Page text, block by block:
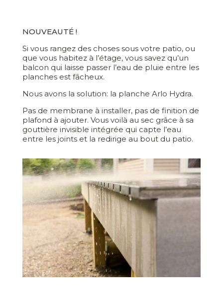
NOUVEAUTÉ !
Si vous rangez des choses sous votre patio, ou
que vous habitez à l’étage, vous savez qu’un
balcon qui laisse passer l’eau de pluie entre les
planches est fâcheux.
Nous avons la solution: la planche Arlo Hydra.
Pas de membrane à installer, pas de finition de
plafond à ajouter. Vous voilà au sec grâce à sa
gouttière invisible intégrée qui capte l’eau
entre les joints et la redirige au bout du patio.